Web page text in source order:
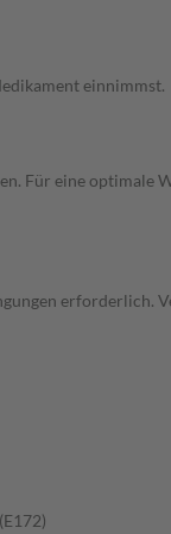
einnimmst.
Für eine optimale
erforderlich.